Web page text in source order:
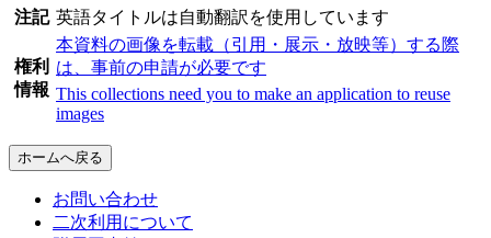
注記 英語タイトルは自動翻訳を使用しています
権利
情報
本資料の画像を転載（引用・展示・放映等）する際
は、事前の申請が必要です
This collections need you to make an application to reuse
images
ホームへ戻る
お問い合わせ
二次利用について